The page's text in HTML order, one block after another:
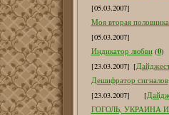
[05.03.2007]
Моя вторая
[05.03.2007]
Индикатор любви (0)
[23.03.2007] [
Дешифратор сигналов
[23.03.2007]
[
ГОГОЛЬ, УКРАИНА